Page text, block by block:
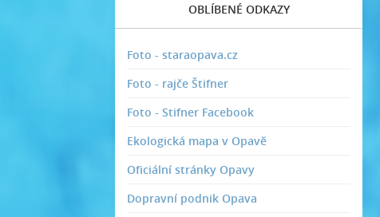
OBLÍBENÉ ODKAZY
Foto - staraopava.cz
Foto - rajče Štifner
Foto - Stifner Facebook
Ekologická mapa v Opavě
Oficiální stránky Opavy
Dopravní podnik Opava